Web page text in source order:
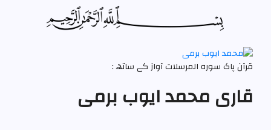
قرآن پاک سورہ المرسلات آواز کے ساتھ :
قاری محمد ایوب برمی